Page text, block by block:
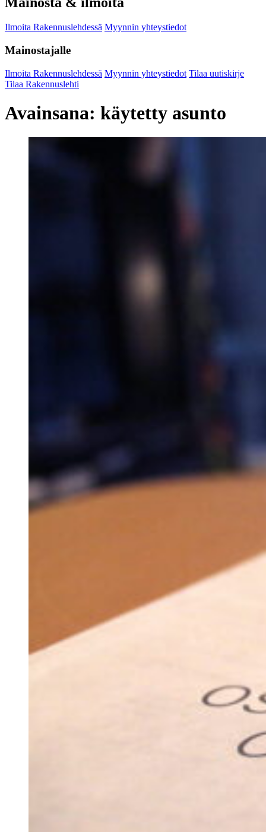
Ilmoita Rakennuslehdessä Myynnin yhteystiedot
Mainostajalle
Ilmoita Rakennuslehdessä Myynnin yhteystiedot Tilaa uutiskirje
Tilaa Rakennuslehti
Avainsana: käytetty asunto